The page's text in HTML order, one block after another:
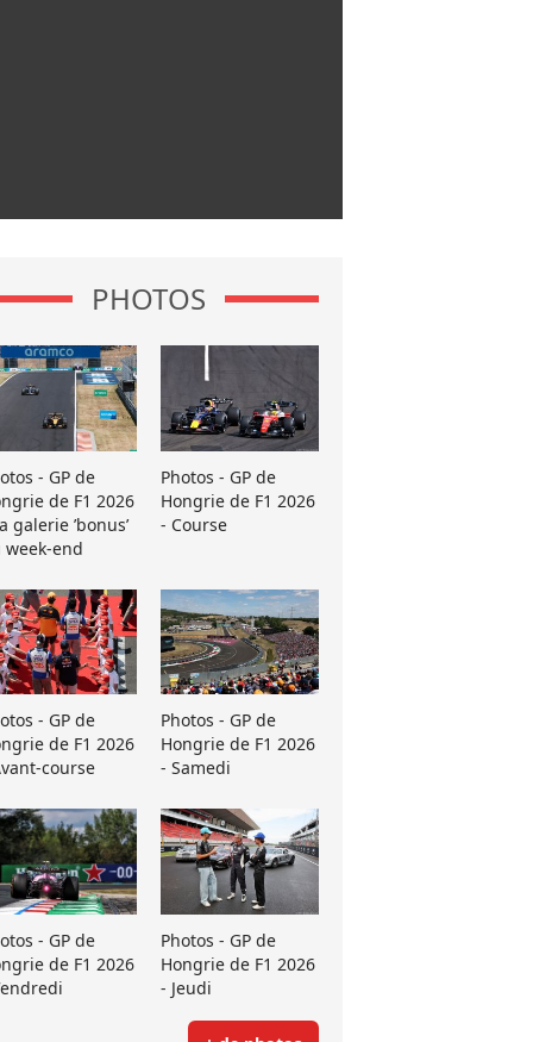
PHOTOS
- GP de
de F1 2026
galerie ’bonus’
week-end
Photos - GP de
Hongrie de F1 2026
- Course
- GP de
de F1 2026
course
Photos - GP de
Hongrie de F1 2026
- Samedi
- GP de
de F1 2026
Photos - GP de
Hongrie de F1 2026
- Jeudi